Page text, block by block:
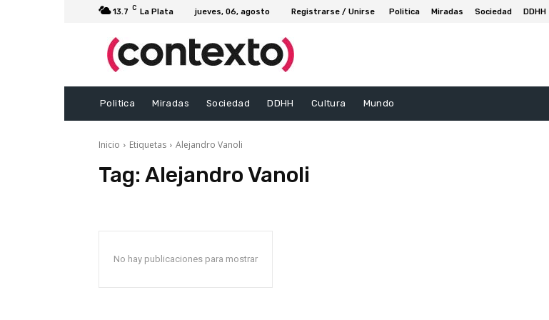
13.7 C La Plata jueves, 06, agosto Registrarse / Unirse Politica Miradas Sociedad DDHH
Politica Miradas Sociedad DDHH Cultura Mundo
Inicio Etiquetas Alejandro Vanoli
Tag: Alejandro Vanoli
No hay publicaciones para mostrar